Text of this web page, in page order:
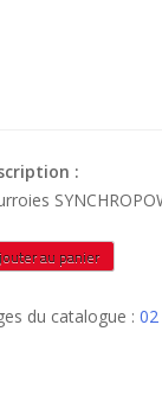
:
au panier
du catalogue : 02